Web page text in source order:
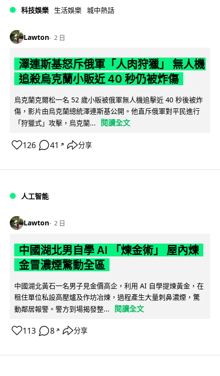
科技娛樂 生活娛樂 城中熱話
Lawton 2 日
澤連斯基怒斥俄軍「人肉狩獵」 無人機
追殺烏克蘭小販近 40 秒仍被炸傷
烏克蘭克爾松一名 52 歲小販被俄軍無人機追擊近 40 秒後被炸
傷，影片由烏克蘭總統澤連斯基公開。他直斥俄軍對平民進行
「狩獵式」攻擊，烏克蘭...
閱讀全文
126 41 ↗ 分享
人工智能
Lawton 2 日
中國湖北男自學 AI 「煉金術」 屋內煉
金冒濃煙驚動全區
中國湖北黃石一名男子見金價高企，利用 AI 自學提煉黃金，在
租住單位私設高壓爐及作坊冶煉，過程產生大量刺鼻濃煙，驚
動鄰居報警。警方到場揭發整...
閱讀全文
113 8 ↗ 分享